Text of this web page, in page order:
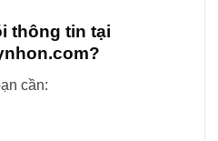
thông tin tại
cần: